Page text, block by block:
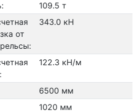
109.5 т
от
343.0 кН
122.3 кН/м
6500 мм
1020 мм